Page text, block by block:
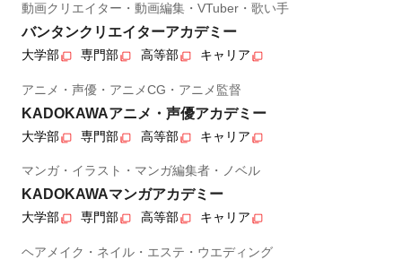
動画クリエイター・動画編集・VTuber・歌い手
バンタンクリエイターアカデミー
大学部 専門部 高等部 キャリア
アニメ・声優・アニメCG・アニメ監督
KADOKAWAアニメ・声優アカデミー
大学部 専門部 高等部 キャリア
マンガ・イラスト・マンガ編集者・ノベル
KADOKAWAマンガアカデミー
大学部 専門部 高等部 キャリア
ヘアメイク・ネイル・エステ・ウエディング